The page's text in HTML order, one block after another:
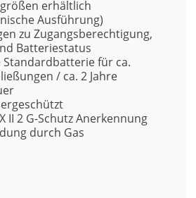
erhältlich
Ausführung)
zu Zugangsberechtigung,
Batteriestatus
für ca.
/ ca. 2 Jahre
II 2 G-Schutz Anerkennung
durch Gas